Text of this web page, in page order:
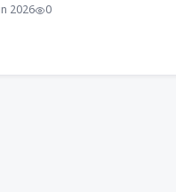
வேண்டும். தொழில்நுட்ப
2026 0